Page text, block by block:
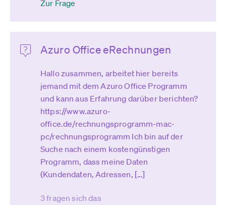
Zur Frage
Azuro Office eRechnungen
Hallo zusammen, arbeitet hier bereits
jemand mit dem Azuro Office Programm
und kann aus Erfahrung darüber berichten?
https://www.azuro-
office.de/rechnungsprogramm-mac-
pc/rechnungsprogramm Ich bin auf der
Suche nach einem kostengünstigen
Programm, dass meine Daten
(Kundendaten, Adressen, […]
3 fragen sich das